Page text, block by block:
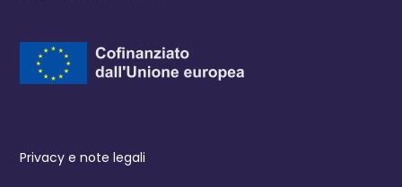
Privacy e note legali